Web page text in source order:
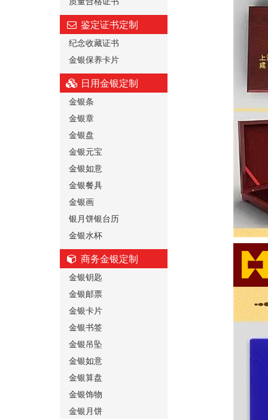
鉴定证书定制
纪念收藏证书
金银保养卡片
日用金银定制
金银条
金银章
金银盘
金银元宝
金银如意
金银餐具
金银画
银月饼银台历
金银水杯
商务金银定制
金银钥匙
金银邮票
金银卡片
金银书签
金银吊坠
金银如意
金银算盘
金银饰物
金银月饼